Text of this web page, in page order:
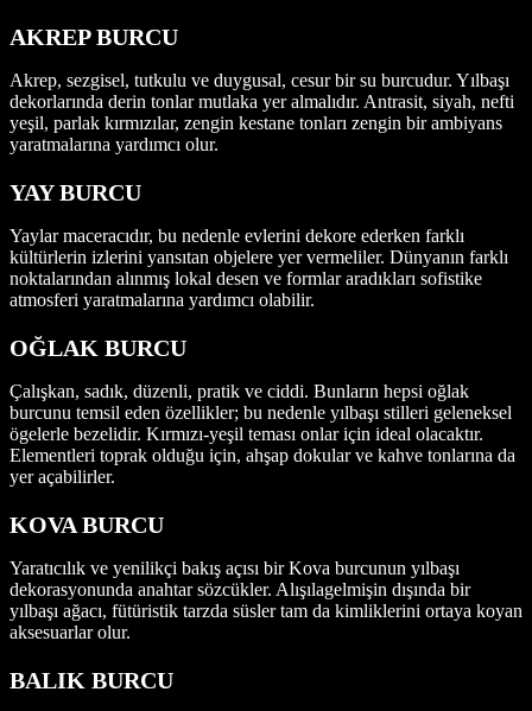
AKREP BURCU
Akrep, sezgisel, tutkulu ve duygusal, cesur bir su burcudur. Yılbaşı
dekorlarında derin tonlar mutlaka yer almalıdır. Antrasit, siyah, nefti
yeşil, parlak kırmızılar, zengin kestane tonları zengin bir ambiyans
yaratmalarına yardımcı olur.
YAY BURCU
Yaylar maceracıdır, bu nedenle evlerini dekore ederken farklı
kültürlerin izlerini yansıtan objelere yer vermeliler. Dünyanın farklı
noktalarından alınmış lokal desen ve formlar aradıkları sofistike
atmosferi yaratmalarına yardımcı olabilir.
OĞLAK BURCU
Çalışkan, sadık, düzenli, pratik ve ciddi. Bunların hepsi oğlak
burcunu temsil eden özellikler; bu nedenle yılbaşı stilleri geleneksel
ögelerle bezelidir. Kırmızı-yeşil teması onlar için ideal olacaktır.
Elementleri toprak olduğu için, ahşap dokular ve kahve tonlarına da
yer açabilirler.
KOVA BURCU
Yaratıcılık ve yenilikçi bakış açısı bir Kova burcunun yılbaşı
dekorasyonunda anahtar sözcükler. Alışılagelmişin dışında bir
yılbaşı ağacı, fütüristik tarzda süsler tam da kimliklerini ortaya koyan
aksesuarlar olur.
BALIK BURCU